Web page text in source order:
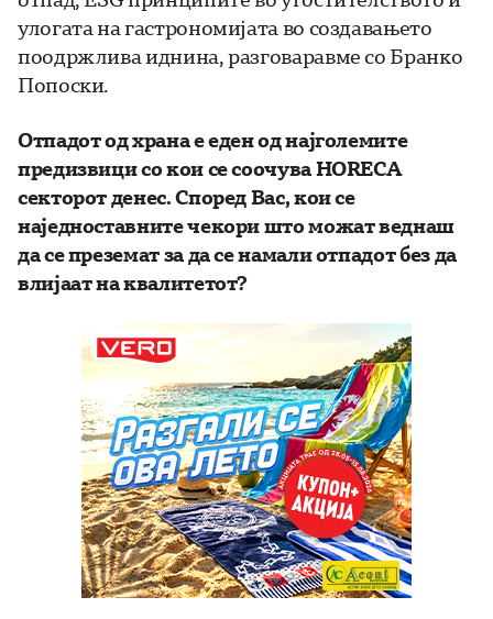
улогата на гастрономијата во создавањето
поодржлива иднина, разговаравме со Бранко
Попоски.
Отпадот од храна е еден од најголемите
предизвици со кои се соочува HORECA
секторот денес. Според Вас, кои се
наједноставните чекори што можат веднаш
да се преземат за да се намали отпадот без да
влијаат на квалитетот?